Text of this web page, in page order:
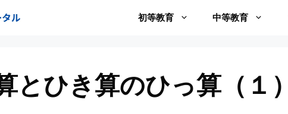
初等教育 中等教育
とひき算のひっ算（１）